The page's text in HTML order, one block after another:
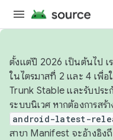
ตั้งแต่ปี 2026 เป็นต้นไป เ
ในไตรมาสที่ 2 และ 4 เพื่
Trunk Stable และรับประ
ระบบนิเวศ หากต้องการส
android-latest-
สาขา Manifest จะอ้างอิง